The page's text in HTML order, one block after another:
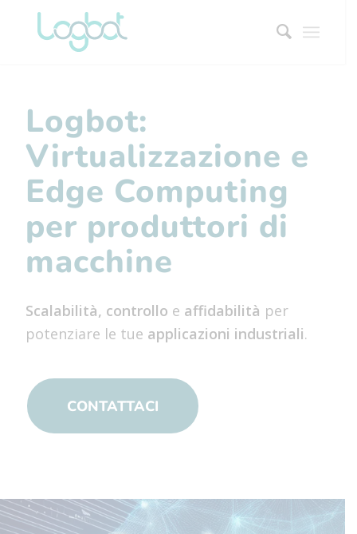
Logbot:
Virtualizzazione e
Edge Computing
per produttori di
macchine
Scalabilità, controllo e affidabilità per
potenziare le tue applicazioni industriali.
CONTATTACI